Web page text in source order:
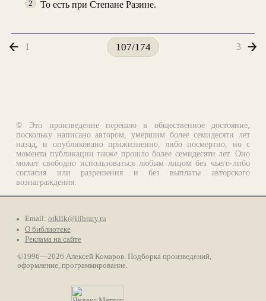
2 То есть при Степане Разине.
1 107/174 3
© Это произведение перешло в общественное достояние,
поскольку написано автором, умершим более семидесяти лет
назад, и опубликовано прижизненно, либо посмертно, но с
момента публикации также прошло более семидесяти лет. Оно
может свободно использоваться любым лицом без чьего-либо
согласия или разрешения и без выплаты авторского
вознаграждения.
Email: otklik@ilibrary.ru
О библиотеке
Реклама на сайте
©1996—2026 Алексей Комаров. Подборка произведений,
оформление, программирование.